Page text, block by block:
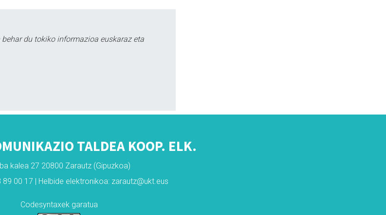
du tokiko informazioa euskaraz eta
TALDEA KOOP. ELK.
kalea 27 20800 Zarautz (Gipuzkoa)
00 17 | Helbide elektronikoa: zarautz@ukt.eus
Codesyntaxek garatua